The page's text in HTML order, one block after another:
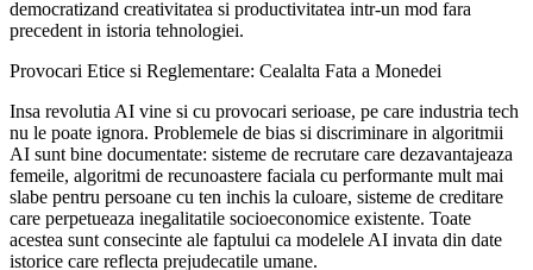
democratizand creativitatea si productivitatea intr-un mod fara
precedent in istoria tehnologiei.
Provocari Etice si Reglementare: Cealalta Fata a Monedei
Insa revolutia AI vine si cu provocari serioase, pe care industria tech
nu le poate ignora. Problemele de bias si discriminare in algoritmii
AI sunt bine documentate: sisteme de recrutare care dezavantajeaza
femeile, algoritmi de recunoastere faciala cu performante mult mai
slabe pentru persoane cu ten inchis la culoare, sisteme de creditare
care perpetueaza inegalitatile socioeconomice existente. Toate
acestea sunt consecinte ale faptului ca modelele AI invata din date
istorice care reflecta prejudecatile umane.